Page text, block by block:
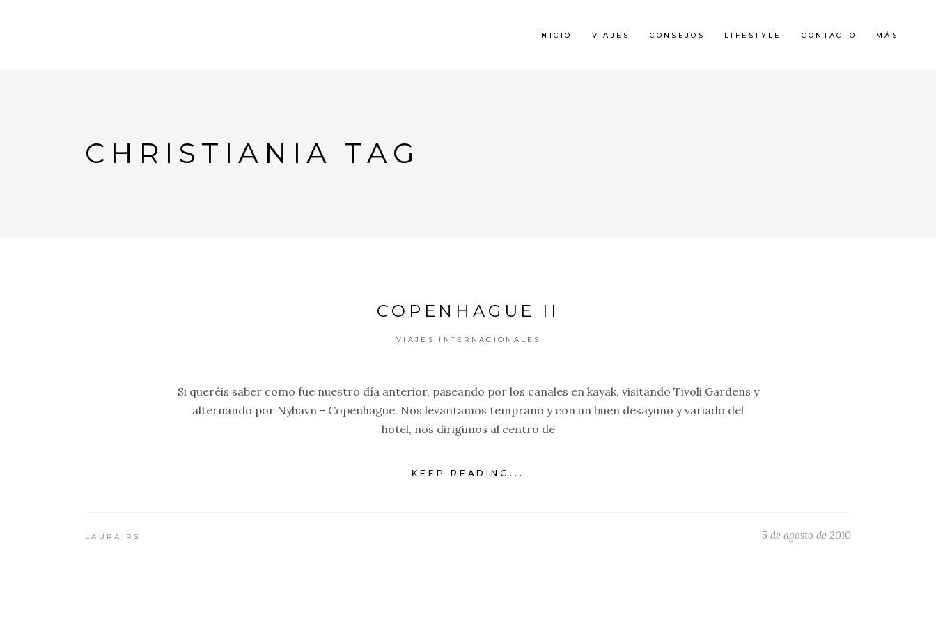
INICIO VIAJES CONSEJOS LIFESTYLE CONTACTO MÁS
CHRISTIANIA TAG
COPENHAGUE II
VIAJES INTERNACIONALES
Si queréis saber como fue nuestro día anterior, paseando por los canales en kayak, visitando Tivoli Gardens y
alternando por Nyhavn - Copenhague. Nos levantamos temprano y con un buen desayuno y variado del
hotel, nos dirigimos al centro de
KEEP READING...
LAURA RS 5 de agosto de 2010